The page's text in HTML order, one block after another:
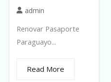
admin
Renovar Pasaporte
Paraguayo...
Read More